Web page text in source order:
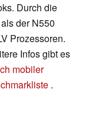
Durch die
der N550
Prozessoren.
Infos gibt es
mobiler
.